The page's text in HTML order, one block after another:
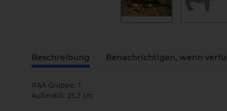
Beschreibung Benachrichtigen, wenn
IFAA Gruppe: 1
Außenkill: 25,7 cm